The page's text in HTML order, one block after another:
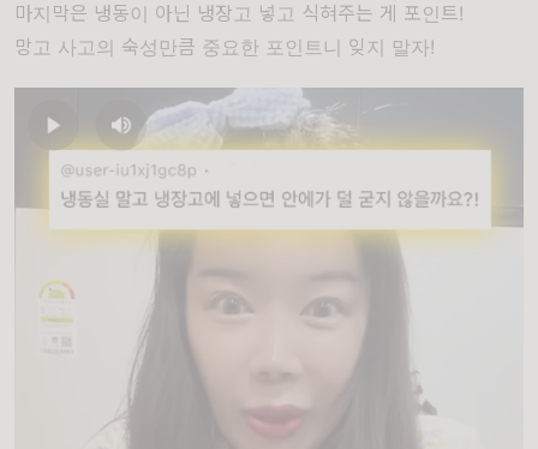
마지막은 냉동이 아닌 냉장고 넣고 식혀주는 게 포인트!
망고 사고의 숙성만큼 중요한 포인트니 잊지 말자!